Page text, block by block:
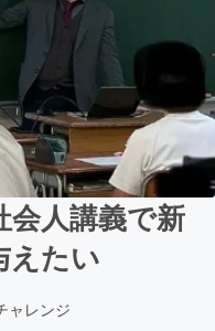
会人講義で新
えたい
ャレンジ